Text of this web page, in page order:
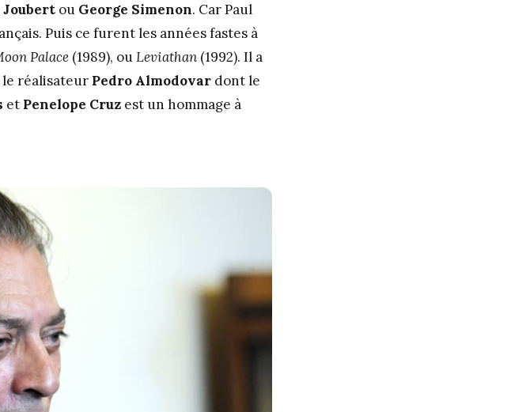
Joubert ou George Simenon. Car Paul
Puis ce furent les années fastes à
Palace (1989), ouLeviathan (1992). Il a
réalisateur Pedro Almodovar dont le
et Penelope Cruz est un hommage à